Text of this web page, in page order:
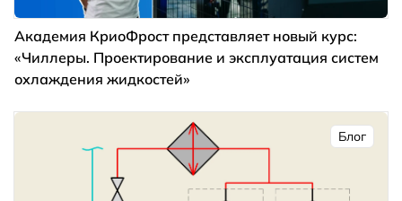
Академия КриоФрост представляет новый курс:
«Чиллеры. Проектирование и эксплуатация систем
охлаждения жидкостей»
Блог